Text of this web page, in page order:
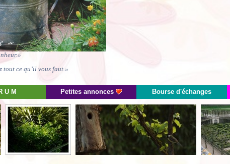
tout ce qu’il vous faut.»
U M Petites annonces Bourse d'échanges